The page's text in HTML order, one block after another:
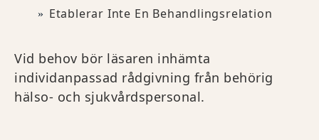
Etablerar Inte En Behandlingsrelation
Vid behov bör läsaren inhämta
individanpassad rådgivning från behörig
hälso- och sjukvårdspersonal.